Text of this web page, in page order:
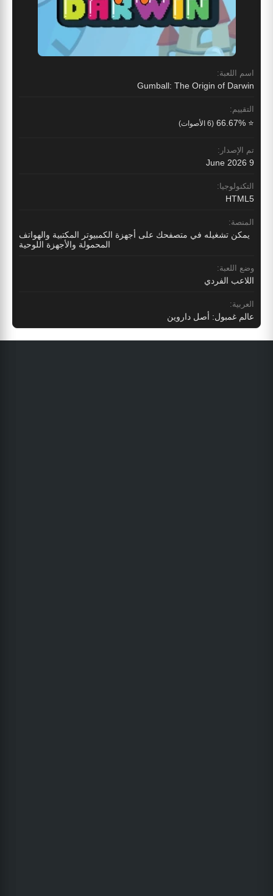
اسم اللعبة:
Gumball: The Origin of Darwin
التقييم:
⭐ 66.67% (6 الأصوات)
تم الإصدار:
9 June 2026
التكنولوجيا:
HTML5
المنصة:
يمكن تشغيله في متصفحك على أجهزة الكمبيوتر المكتبية والهواتف
المحمولة والأجهزة اللوحية
وضع اللعبة:
اللاعب الفردي
العربية:
عالم غمبول: أصل داروين